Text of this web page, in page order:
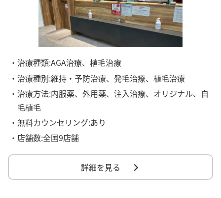
・治療種類:AGA治療、植毛治療
・治療種別:維持・予防治療、発毛治療、植毛治療
・治療方法:内服薬、外用薬、注入治療、オリジナル、自
毛植毛
・無料カウンセリング:あり
・店舗数:全国9店舗
詳細を見る